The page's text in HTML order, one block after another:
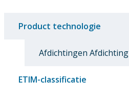
Product technologie
Afdichtingen Afdichting
ETIM-classificatie